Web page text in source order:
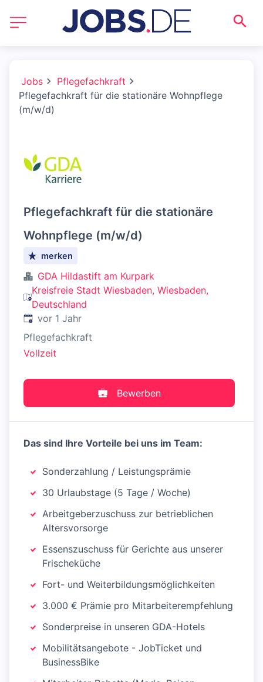
Jobs
Pflegefachkraft
Pflegefachkraft für die stationäre Wohnpflege
(m/w/d)
Pflegefachkraft für die stationäre
Wohnpflege (m/w/d)
merken
GDA Hildastift am Kurpark
Kreisfreie Stadt Wiesbaden, Wiesbaden,
Deutschland
Veröffentlicht
vor 1 Jahr
Pflegefachkraft
Vollzeit
Bewerben
Das sind Ihre Vorteile bei uns im Team:
Sonderzahlung / Leistungsprämie
30 Urlaubstage (5 Tage / Woche)
Arbeitgeberzuschuss zur betrieblichen
Altersvorsorge
Essenszuschuss für Gerichte aus unserer
Frischeküche
Fort- und Weiterbildungsmöglichkeiten
3.000 € Prämie pro Mitarbeiterempfehlung
Sonderpreise in unseren GDA-Hotels
Mobilitätsangebote - JobTicket und
BusinessBike